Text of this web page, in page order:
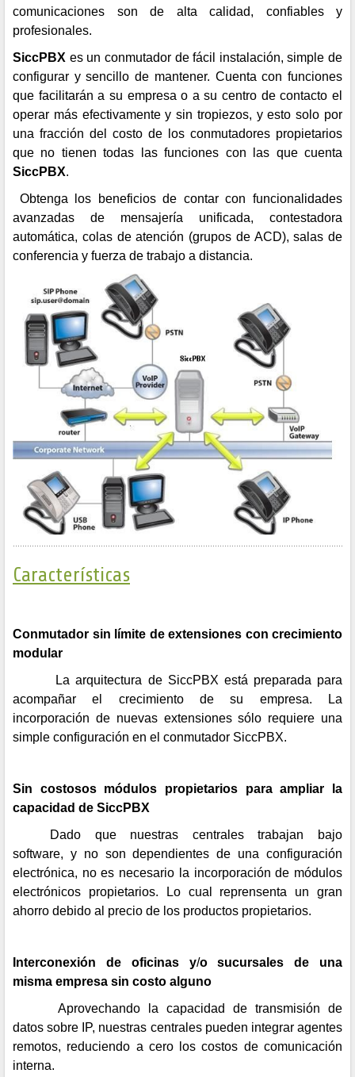
comunicaciones son de alta calidad, confiables y
profesionales.
SiccPBX es un conmutador de fácil instalación, simple de
configurar y sencillo de mantener. Cuenta con funciones
que facilitarán a su empresa o a su centro de contacto el
operar más efectivamente y sin tropiezos, y esto solo por
una fracción del costo de los conmutadores propietarios
que no tienen todas las funciones con las que cuenta
SiccPBX.
Obtenga los beneficios de contar con funcionalidades
avanzadas de mensajería unificada, contestadora
automática, colas de atención (grupos de ACD), salas de
conferencia y fuerza de trabajo a distancia.
Características
Conmutador sin límite de extensiones con crecimiento
modular
La arquitectura de SiccPBX está preparada para
acompañar el crecimiento de su empresa. La
incorporación de nuevas extensiones sólo requiere una
simple configuración en el conmutador SiccPBX.
Sin costosos módulos propietarios para ampliar la
capacidad de SiccPBX
Dado que nuestras centrales trabajan bajo
software, y no son dependientes de una configuración
electrónica, no es necesario la incorporación de módulos
electrónicos propietarios. Lo cual reprensenta un gran
ahorro debido al precio de los productos propietarios.
Interconexión de oficinas y/o sucursales de una
misma empresa sin costo alguno
Aprovechando la capacidad de transmisión de
datos sobre IP, nuestras centrales pueden integrar agentes
remotos, reduciendo a cero los costos de comunicación
interna.